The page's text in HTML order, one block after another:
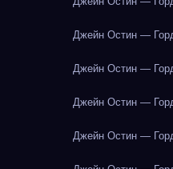
Джейн Остин —
Джейн Остин —
Джейн Остин —
Джейн Остин —